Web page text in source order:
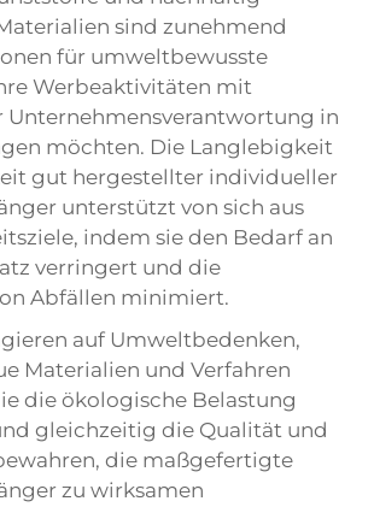
sind zunehmend
für umweltbewusste
Werbeaktivitäten mit
Unternehmensverantwortung in
möchten. Die Langlebigkeit
gut hergestellter individueller
unterstützt von sich aus
indem sie den Bedarf an
verringert und die
Abfällen minimiert.
auf Umweltbedenken,
Materialien und Verfahren
die ökologische Belastung
gleichzeitig die Qualität und
die maßgefertigte
zu wirksamen